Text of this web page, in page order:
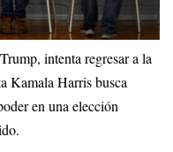
intenta regresar a la
Kamala Harris busca
en una elección